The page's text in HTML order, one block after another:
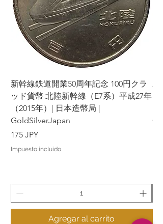
新幹線鉄道開業50周年記念 100円クラ
ッド貨幣 北陸新幹線（E7系）平成27年
（2015年）| 日本造幣局 |
GoldSilverJapan
Precio
175 JPY
Impuesto incluido
Agregar al carrito